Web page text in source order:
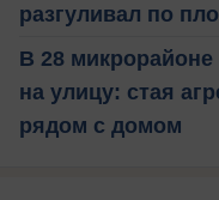
разгуливал по
В 28
на улицу: стая
рядом с домом